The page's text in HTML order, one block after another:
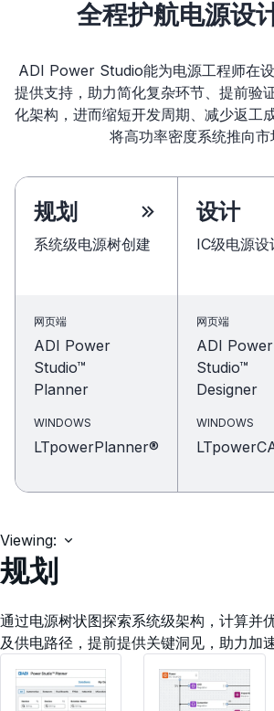
全程护航电源设
ADI Power Studio能为电源工程师在
提供支持，助力简化复杂环节、提前验
化架构，进而缩短开发周期、减少返工
将高功率密度系统推向市
规划
系统级电源树创建
设计
IC级电源设
网页端
ADI Power
Studio™
Planner
WINDOWS
LTpowerPlanner®
网页端
ADI Power
Studio™
Designer
WINDOWS
Viewing:
规划
通过电源树状图探索系统级架构，计算并
及供电路径，提前提供关键洞见，助力加